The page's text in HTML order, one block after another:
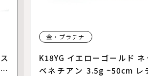
金・プラチナ
K18YG イエローゴールド ネ
ベネチアン 3.5g ~50cm レ